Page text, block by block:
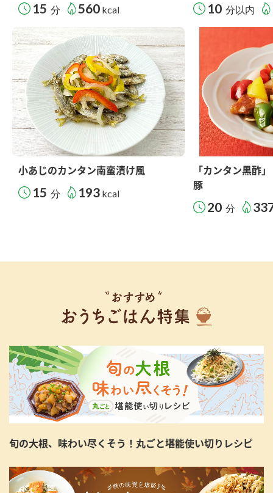
15 分 560 kcal 10 分以内
小あじのカンタン南蛮漬け風
15 分 193 kcal
「カンタン黒酢
豚
20 分
旬の大根、味わい尽くそう！丸ごと堪能使い切りレシピ